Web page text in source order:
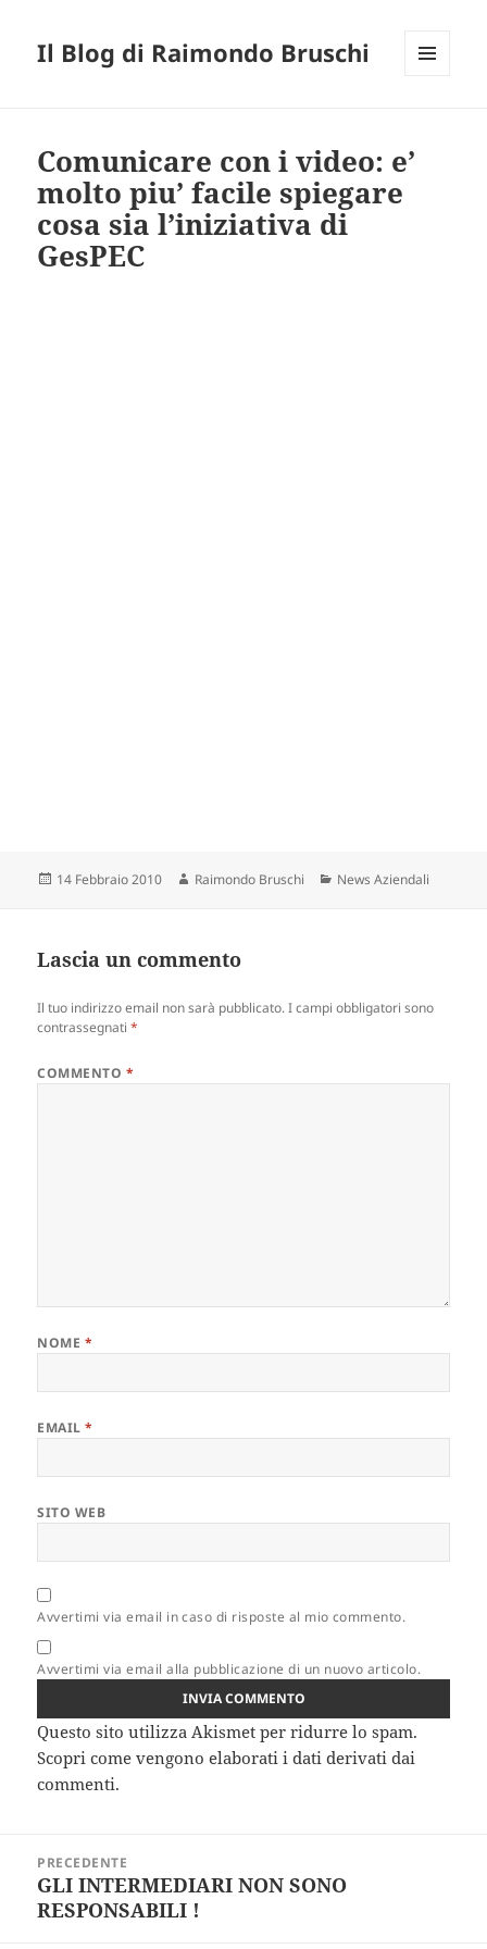
Il Blog di Raimondo Bruschi
Comunicare con i video: e’
molto piu’ facile spiegare
cosa sia l’iniziativa di
GesPEC
Scritto
14 Febbraio 2010 Autore
Raimondo Bruschi Categorie
News Aziendali
Lascia un commento
Il tuo indirizzo email non sarà pubblicato. I campi obbligatori sono
contrassegnati*
COMMENTO *
NOME *
EMAIL*
SITO WEB
Avvertimi via email in caso di risposte al mio commento.
Avvertimi via email alla pubblicazione di un nuovo articolo.
Questo sito utilizza Akismet per ridurre lo spam.
Scopri come vengono elaborati i dati derivati dai
commenti.
articoliPRECEDENTE
Articolo
precedente:
GLI INTERMEDIARI NON SONO
RESPONSABILI !